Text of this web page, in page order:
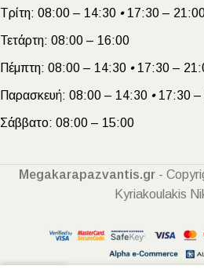
Τρίτη: 08:00 – 14:30 •17:30 –
Τετάρτη: 08:00 – 16:00
Πέμπτη: 08:00 – 14:30 •17:30 –
Παρασκευή: 08:00 – 14:30 •17:30 –
Σάββατο: 08:00 – 15:00
Megakarapazvantis.gr-
Kyriakoulakis